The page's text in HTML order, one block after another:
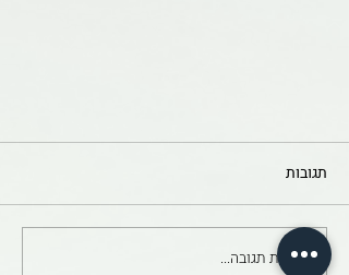
תגובות
כתיבת תגובה...